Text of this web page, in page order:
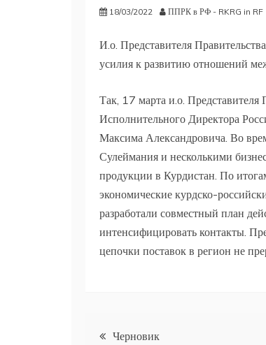
18/03/2022 ППРК в РФ - RKRG in RF
И.о. Представителя
усилия к развитию отношений
Так, 17 марта и.о.
Исполнительного Директора
Максима Александровича. Во
Сулеймания и несколькими
продукции в Курдистан. По
экономические курдско-
разработали совместный план
интенсифицировать контакты.
цепочки поставок в регион не
Навигация
Черновик